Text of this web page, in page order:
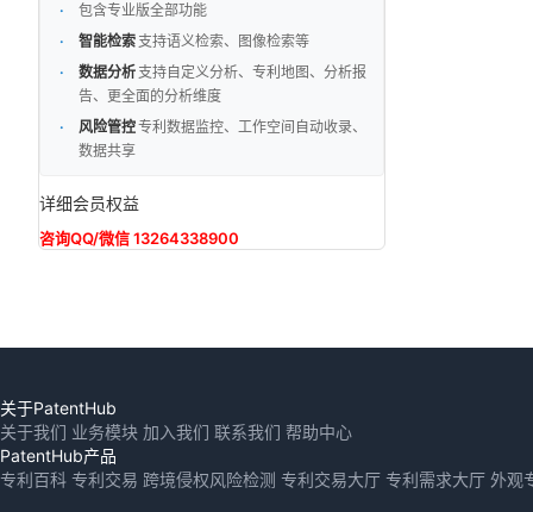
包含专业版全部功能
智能检索 支持语义检索、图像检索等
数据分析 支持自定义分析、专利地图、分析报
告、更全面的分析维度
风险管控专利数据监控、工作空间自动收录、
数据共享
详细会员权益
咨询QQ/微信 13264338900
关于PatentHub
关于我们 业务模块 加入我们 联系我们 帮助中心
PatentHub产品
专利百科 专利交易 跨境侵权风险检测 专利交易大厅 专利需求大厅 外观